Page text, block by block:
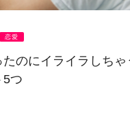
恋愛
のにイライラしちゃ
5つ